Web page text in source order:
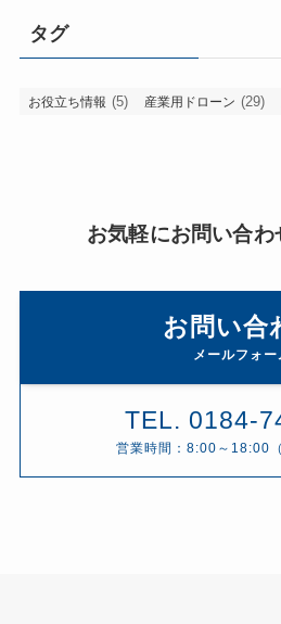
タグ
お役立ち情報 (5) 産業用ドローン (29)
お気軽にお問い合わ
お問い合
メールフォー
TEL. 0184-
営業時間：8:00～18:00